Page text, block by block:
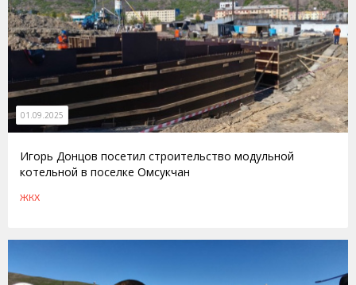
01.09.2025
Игорь Донцов посетил строительство модульной
котельной в поселке Омсукчан
ЖКХ